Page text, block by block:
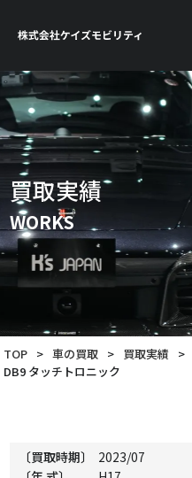
買取実績
WORKS
TOP > 車の買取 > 買取実績 >
DB9 タッチトロニック
〔買取時期〕
2023/07